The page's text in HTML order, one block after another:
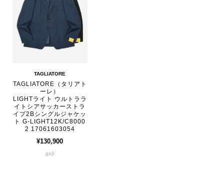
TAGLIATORE
TAGLIATORE（タリアト
ーレ）
LIGHTライト ウルトララ
イトシアサッカーストラ
イプ2Bシングルジャケッ
ト G-LIGHT12K/C8000
2 17061603054
¥130,900
guji